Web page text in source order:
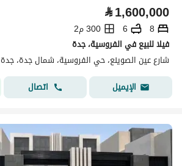
⃁1,600,000
8
6
300 م2
فيلا للبيع في الفروسية، جدة
شارع عين الصوينع، حي الفروسية، شمال جدة، جدة
الإيميل
اتصال